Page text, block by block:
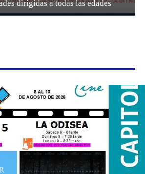
dirigidas a todas las edades